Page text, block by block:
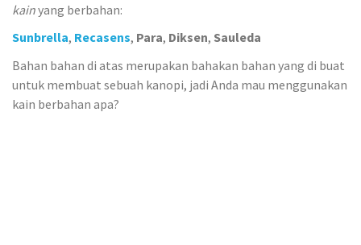
kainyang berbahan:
Sunbrella, Recasens, Para, Diksen, Sauleda
Bahan bahan di atas merupakan bahakan bahan yang di buat
untuk membuat sebuah kanopi, jadi Anda mau menggunakan
kain berbahan apa?